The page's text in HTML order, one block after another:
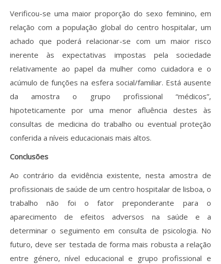
Verificou-se uma maior proporção do sexo feminino, em
relação com a população global do centro hospitalar, um
achado que poderá relacionar-se com um maior risco
inerente às expectativas impostas pela sociedade
relativamente ao papel da mulher como cuidadora e o
acúmulo de funções na esfera social/familiar. Está ausente
da amostra o grupo profissional “médicos”,
hipoteticamente por uma menor afluência destes às
consultas de medicina do trabalho ou eventual proteção
conferida a níveis educacionais mais altos.
Conclusões
Ao contrário da evidência existente, nesta amostra de
profissionais de saúde de um centro hospitalar de lisboa, o
trabalho não foi o fator preponderante para o
aparecimento de efeitos adversos na saúde e a
determinar o seguimento em consulta de psicologia. No
futuro, deve ser testada de forma mais robusta a relação
entre género, nível educacional e grupo profissional e